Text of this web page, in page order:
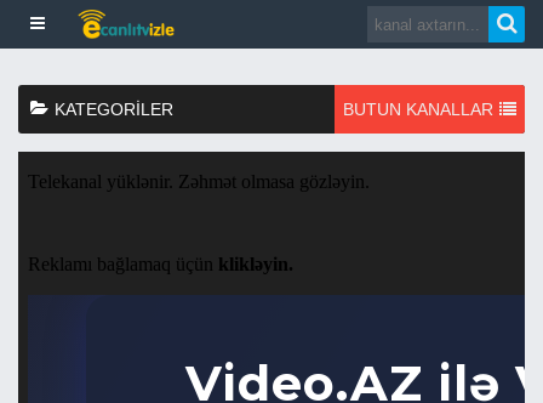
KATEGORILER BUTUN KANALLAR